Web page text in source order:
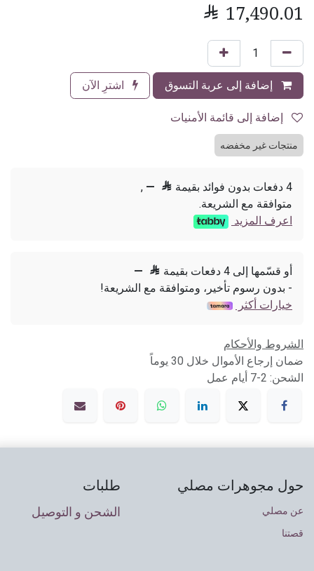
 17,490.01
إضافة إلى عربة التسوق اشترِ الآن
منتجات غير مخفضه
4 دفعات بدون فوائد بقيمة 
—
,
متوافقة مع الشريعة.
اعرف المزيد
أو قسّمها إلى 4 دفعات بقيمة 
—
- بدون رسوم تأخير، ومتوافقة مع الشريعة!
خيارات أكثر
الشروط والأحكام
ضمان إرجاع الأموال خلال 30 يوماً
الشحن: 2-7 أيام عمل
حول مجوهرات مصلي
عن مصلي
قصتنا
طلبات
الشحن و التوصيل